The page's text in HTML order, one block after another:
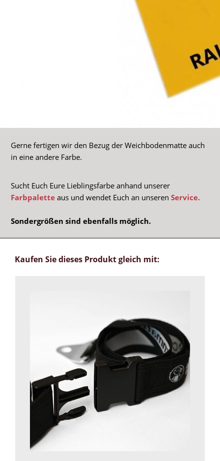
Gerne fertigen wir den Bezug der Weichbodenmatte auch
in eine andere Farbe.
Sucht Euch Eure Lieblingsfarbe anhand unserer
Farbpalette aus und wendet Euch an unserenService.
Sondergrößen sind ebenfalls möglich.
Kaufen Sie dieses Produkt gleich mit: